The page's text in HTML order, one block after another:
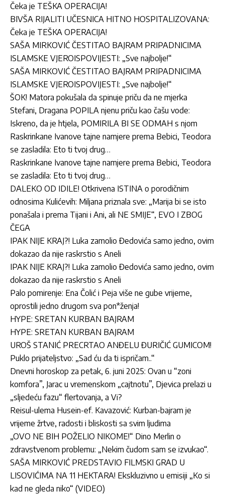
Čeka je TEŠKA OPERACIJA!
BIVŠA RIJALITI UČESNICA HITNO HOSPITALIZOVANA:
Čeka je TEŠKA OPERACIJA!
SAŠA MIRKOVIĆ ČESTITAO BAJRAM PRIPADNICIMA
ISLAMSKE VJEROISPOVIJESTI: „Sve najbolje!“
SAŠA MIRKOVIĆ ČESTITAO BAJRAM PRIPADNICIMA
ISLAMSKE VJEROISPOVIJESTI: „Sve najbolje!“
ŠOK! Matora pokušala da spinuje priču da ne mjerka
Stefani, Dragana POPILA njenu priču kao čašu vode:
Iskreno, da je htjela, POMIRILA BI SE ODMAH s njom
Raskrinkane Ivanove tajne namjere prema Bebici, Teodora
se zasladila: Eto ti tvoj drug…
Raskrinkane Ivanove tajne namjere prema Bebici, Teodora
se zasladila: Eto ti tvoj drug…
DALEKO OD IDILE! Otkrivena ISTINA o porodičnim
odnosima Kulićevih: Miljana priznala sve: „Marija bi se isto
ponašala i prema Tijani i Ani, ali NE SMIJE“, EVO I ZBOG
ČEGA
IPAK NIJE KRAJ?! Luka zamolio Đedovića samo jedno, ovim
dokazao da nije raskrstio s Aneli
IPAK NIJE KRAJ?! Luka zamolio Đedovića samo jedno, ovim
dokazao da nije raskrstio s Aneli
Palo pomirenje: Ena Čolić i Peja više ne gube vrijeme,
oprostili jedno drugom sva pon*ženja!
HYPE: SRETAN KURBAN BAJRAM
HYPE: SRETAN KURBAN BAJRAM
UROŠ STANIĆ PRECRTAO ANĐELU ĐURIČIĆ GUMICOM!
Puklo prijateljstvo: „Sad ću da ti ispričam..“
Dnevni horoskop za petak, 6. juni 2025: Ovan u “zoni
komfora”, Jarac u vremenskom „cajtnotu”, Djevica prelazi u
„sljedeću fazu“ flertovanja, a Vi?
Reisul-ulema Husein-ef. Kavazović: Kurban-bajram je
vrijeme žrtve, radosti i bliskosti sa svim ljudima
„OVO NE BIH POŽELIO NIKOME!“ Dino Merlin o
zdravstvenom problemu: „Nekim čudom sam se izvukao“.
SAŠA MIRKOVIĆ PREDSTAVIO FILMSKI GRAD U
LISOVIĆIMA NA 11 HEKTARA! Ekskluzivno u emisiji „Ko si
kad ne gleda niko“ (VIDEO)